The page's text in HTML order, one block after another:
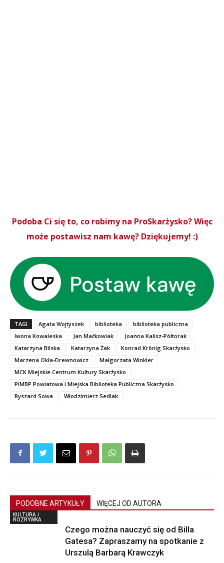
Podoba Ci się to, co robimy na ProSkarżysko? Więc
może postawisz nam kawę? Dziękujemy! :)
TAGI Agata Wojtyszek biblioteka
biblioteka publiczna
Iwona Kowaleska
Jan Maćkowiak
Joanna Kalisz-Półtorak
Katarzyna Bilska
Katarzyna Żak
Konrad Krönig Skarżysko
Marzena Okła-Drewnowicz
Małgorzata Winkler
MCK Miejskie Centrum Kultury Skarżysko
PiMBP Powiatowa i Miejska Biblioteka Publiczna Skarżysko
Ryszard Sowa
Włodzimierz Sedlak
PODOBNE ARTYKUŁY WIĘCEJ OD AUTORA
KULTURA i
ROZRYWKA
Czego można nauczyć się od Billa
Gatesa? Zapraszamy na spotkanie z
Urszulą Barbarą Krawczyk